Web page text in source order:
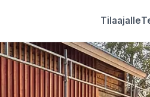
Tilaajalle